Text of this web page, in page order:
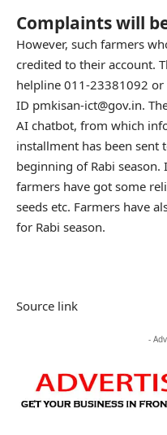
Complaints will
However, such farmers
credited to their account.
helpline 011-23381092
ID pmkisan-ict@gov.in.
AI chatbot, from which
installment has been sent
beginning of Rabi
farmers have got some
seeds etc. Farmers have
for Rabi season.
Source link
-